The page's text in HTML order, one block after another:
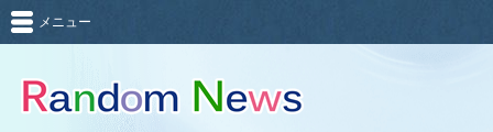
メニュー